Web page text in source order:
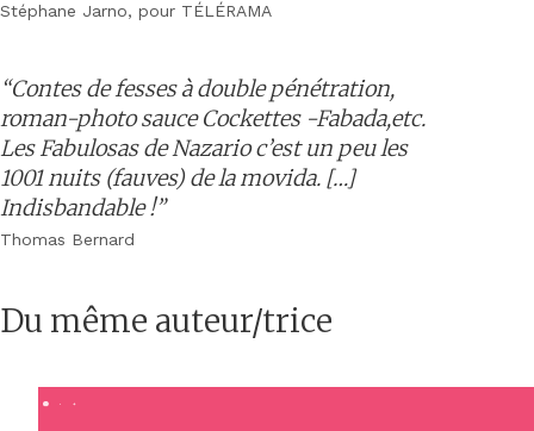
Stéphane Jarno, pour TÉLÉRAMA
“Contes de fesses à double pénétration,
roman-photo sauce Cockettes -Fabada,etc.
Les Fabulosas de Nazario c’est un peu les
1001 nuits (fauves) de la movida. […]
Indisbandable !”
Thomas Bernard
Du même auteur/trice